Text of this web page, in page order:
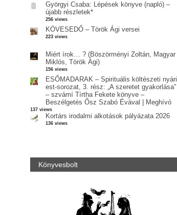
Györgyi Csaba: Lépések könyve (napló) –
újabb részletek*
256 views
KÖVESEDŐ – Török Ági versei
223 views
Miért írok… ? (Böszörményi Zoltán, Magyar
Miklós, Török Ági)
156 views
ESŐMADARAK – Spirituális költészeti nyári
est-sorozat, 3. rész: „A szeretet gyakorlása”
– szvámí Tírtha Fekete könyve –
Beszélgetés Ősz Szabó Évával | Meghívó
137 views
Kortárs irodalmi alkotások pályázata 2026
136 views
Könyvesbolt